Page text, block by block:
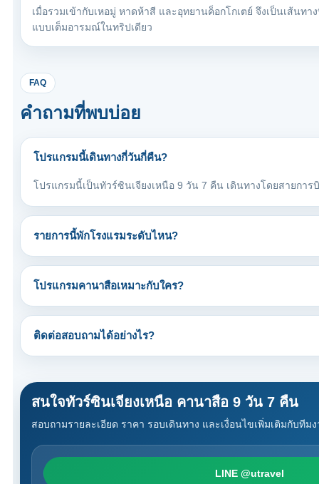
เมื่อรวมเข้ากับเหอมู่ หาดห้าสี และอุทยานค็อกโกเตย์ จึงเป็นเส้นท
แบบเต็มอารมณ์ในทริปเดียว
FAQ
คำถามที่พบบ่อย
โปรแกรมนี้เดินทางกี่วันกี่คืน?
โปรแกรมนี้เป็นทัวร์ซินเจียงเหนือ 9 วัน 7 คืน เดินทางโดยสายการ
รายการนี้พักโรงแรมระดับไหน?
โปรแกรมคานาสือเหมาะกับใคร?
ติดต่อสอบถามได้อย่างไร?
สนใจทัวร์ซินเจียงเหนือ คานาสือ 9 วัน 7 คืน
สอบถามรายละเอียด ราคา รอบเดินทาง และเงื่อนไขเพิ่มเติมกับทีม
LINE @utravel